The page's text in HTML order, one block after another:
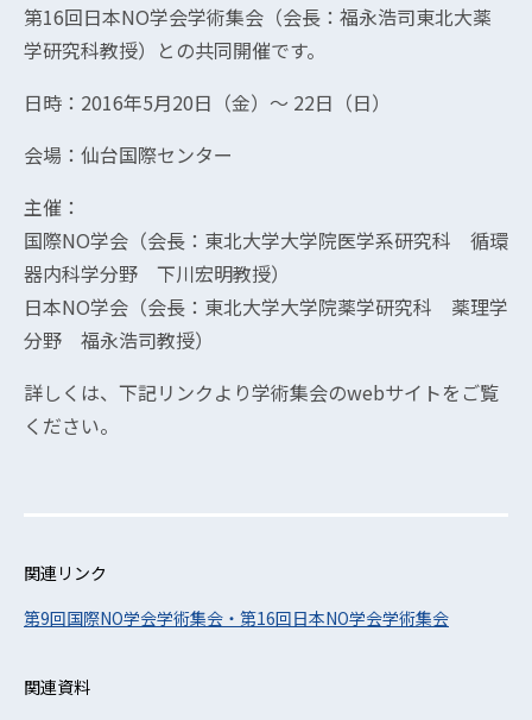
第16回日本NO学会学術集会（会長：福永浩司東北大薬
学研究科教授）との共同開催です。
日時：2016年5月20日（金）～ 22日（日）
会場：仙台国際センター
主催：
国際NO学会（会長：東北大学大学院医学系研究科 循環
器内科学分野 下川宏明教授）
日本NO学会（会長：東北大学大学院薬学研究科 薬理学
分野 福永浩司教授）
詳しくは、下記リンクより学術集会のwebサイトをご覧
ください。
関連リンク
第9回国際NO学会学術集会・第16回日本NO学会学術集会
関連資料